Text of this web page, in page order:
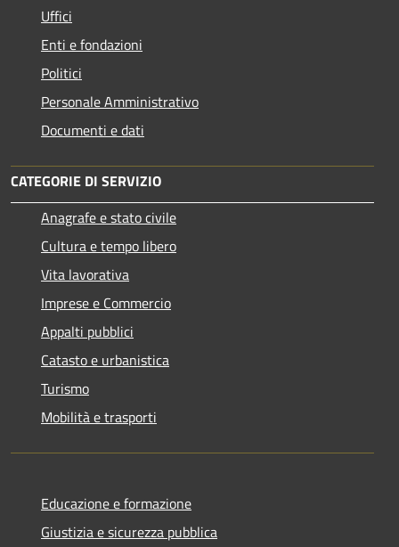
Uffici
Enti e fondazioni
Politici
Personale Amministrativo
Documenti e dati
CATEGORIE DI SERVIZIO
Anagrafe e stato civile
Cultura e tempo libero
Vita lavorativa
Imprese e Commercio
Appalti pubblici
Catasto e urbanistica
Turismo
Mobilità e trasporti
Educazione e formazione
Giustizia e sicurezza pubblica